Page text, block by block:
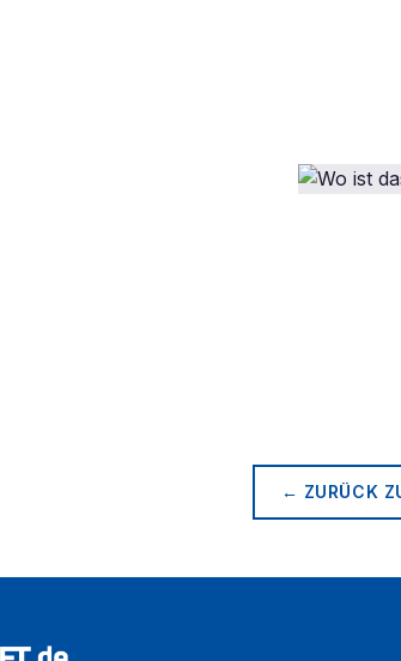
← ZURÜCK